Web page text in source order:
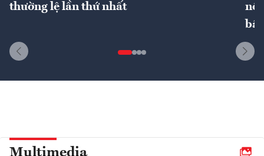
thường lệ lần thứ nhất
Multimedia